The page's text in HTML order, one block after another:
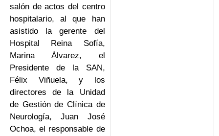
salón de actos del centro
hospitalario, al que han
asistido la gerente del
Hospital Reina Sofía,
Marina Álvarez, el
Presidente de la SAN,
Félix Viñuela, y los
directores de la Unidad
de Gestión de Clínica de
Neurología, Juan José
Ochoa, el responsable de